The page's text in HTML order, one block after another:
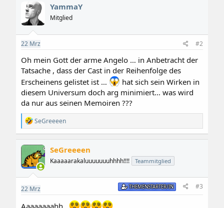
i
n
e
YammaY
Mitglied
22 Mrz #2
Oh mein Gott der arme Angelo … in Anbetracht der
Tatsache , dass der Cast in der Reihenfolge des
Erscheinens gelistet ist …
hat sich sein Wirken in
diesem Universum doch arg minimiert… was wird
da nur aus seinen Memoiren ???
R
e
a
k
t
i
o
n
n
SeGreeeen
SeGreeeen
Kaaaaarakaluuuuuuuhhhh!!!! Teammitglied
22 Mrz THEMENSTARTER/IN #3